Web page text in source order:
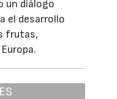
un diálogo
el desarrollo
frutas,